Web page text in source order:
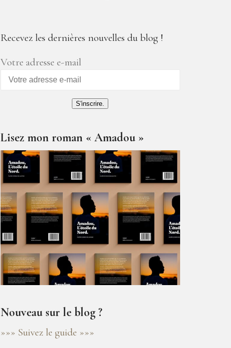
Recevez les dernières nouvelles du blog !
Votre adresse e-mail
S'inscrire.
Lisez mon roman « Amadou »
Nouveau sur le blog ?
»»» Suivez le guide »»»